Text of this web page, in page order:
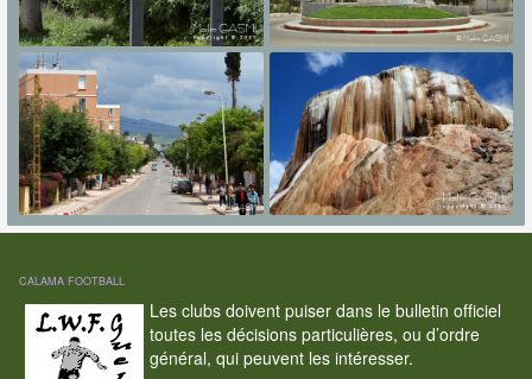
CALAMA FOOTBALL
Les clubs doivent puiser dans le bulletin officiel
toutes les décisions particulières, ou d’ordre
général, qui peuvent les intéresser.